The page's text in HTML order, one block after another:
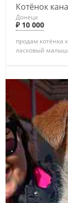
Котёнок
Донецк
₽ 10 000
продам котёнка
ласковый малыш